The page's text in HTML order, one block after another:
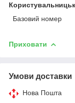
Базовий номер
Приховати
Умови доставки
Нова Пошта